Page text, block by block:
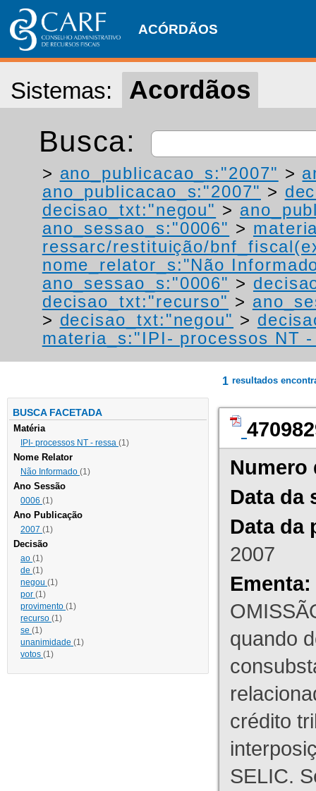
ACÓRDÃOS
Sistemas: Acordãos
Busca:
> ano_publicacao_s:"2007" >
ano_publicacao_s:"2007" >
decisao_txt:"negou" >
ano_sessao_s:"0006" >
ressarc/restituição/
nome_relator_s:"Não
ano_sessao_s:"0006" >
decisao_txt:"recurso" >
> decisao_txt:"negou" >
materia_s:"IPI- processos NT
BUSCA FACETADA
Matéria
IPI- processos NT - ressa (1)
Nome Relator
Não Informado (1)
Ano Sessão
0006 (1)
Ano Publicação
2007 (1)
Decisão
ao (1)
de (1)
negou (1)
por (1)
provimento (1)
recurso (1)
se (1)
unanimidade (1)
votos (1)
1 resultados
Numero
Data da
Data da
2007
Ementa:
quando
crédito
SELIC.